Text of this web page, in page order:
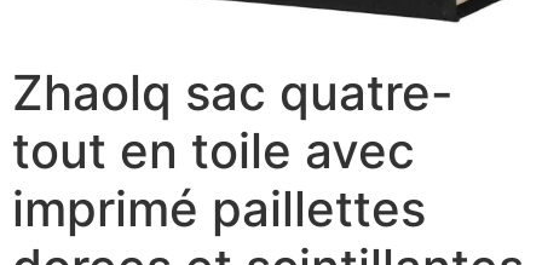
Zhaolq sac quatre-
tout en toile avec
imprimé paillettes